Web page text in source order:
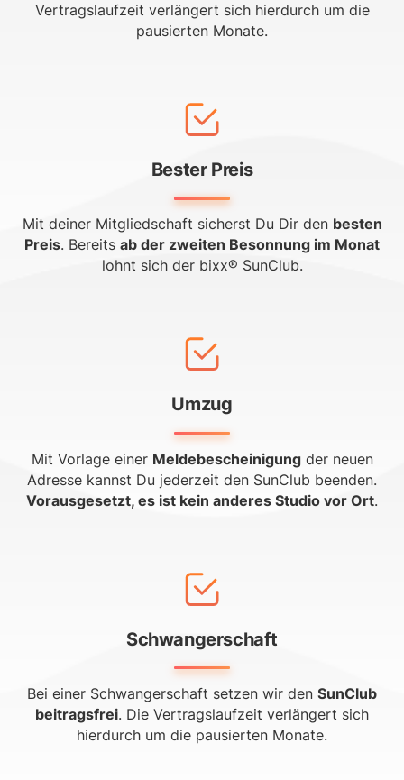
Vertragslaufzeit verlängert sich hierdurch um die
pausierten Monate.
Bester Preis
Mit deiner Mitgliedschaft sicherst Du Dir den besten
Preis. Bereits ab der zweiten Besonnung im Monat
lohnt sich der bixx® SunClub.
Umzug
Mit Vorlage einer Meldebescheinigungder neuen
Adresse kannst Du jederzeit den SunClub beenden.
Vorausgesetzt, es ist kein anderes Studio vor Ort.
Schwangerschaft
Bei einer Schwangerschaft setzen wir den SunClub
beitragsfrei. Die Vertragslaufzeit verlängert sich
hierdurch um die pausierten Monate.